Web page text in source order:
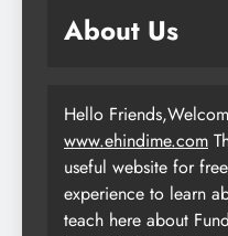
About Us
Hello
www.ehindime.com
useful website for
experience to learn
teach here about